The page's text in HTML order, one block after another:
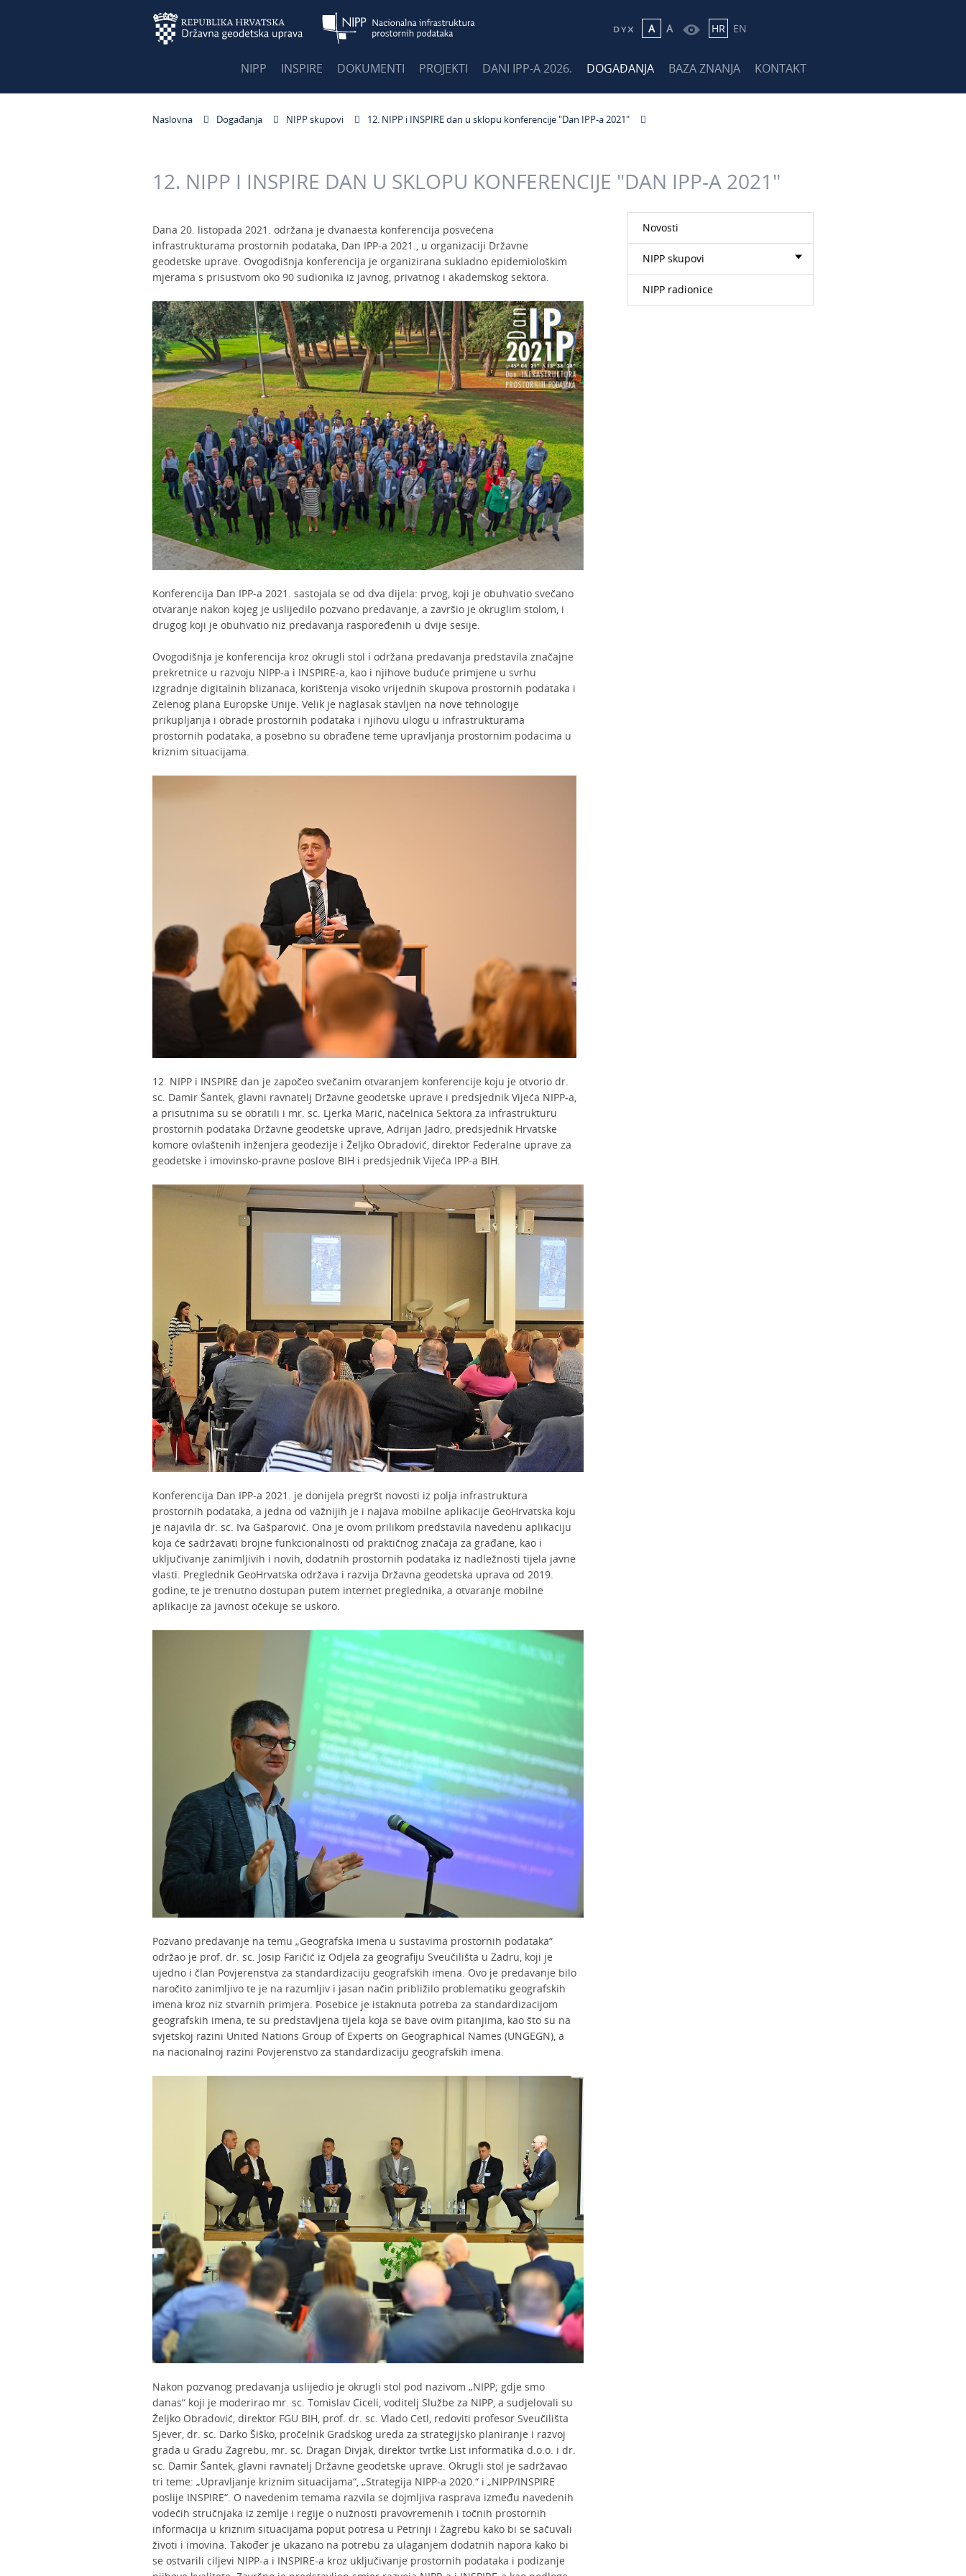
A A HR EN
NIPP INSPIRE DOKUMENTI PROJEKTI DANI IPP-A 2026. DOGAĐANJA BAZA ZNANJA KONTAKT
Naslovna Događanja NIPP skupovi 12. NIPP i INSPIRE dan u sklopu konferencije "Dan IPP-a 2021"
12. NIPP I INSPIRE DAN U SKLOPU KONFERENCIJE "DAN IPP-A 2021"
Dana 20. listopada 2021. održana je dvanaesta konferencija posvećena
infrastrukturama prostornih podataka, Dan IPP-a 2021., u organizaciji Državne
geodetske uprave. Ovogodišnja konferencija je organizirana sukladno epidemiološkim
mjerama s prisustvom oko 90 sudionika iz javnog, privatnog i akademskog sektora.
Konferencija Dan IPP-a 2021. sastojala se od dva dijela: prvog, koji je obuhvatio svečano
otvaranje nakon kojeg je uslijedilo pozvano predavanje, a završio je okruglim stolom, i
drugog koji je obuhvatio niz predavanja raspoređenih u dvije sesije.
Ovogodišnja je konferencija kroz okrugli stol i održana predavanja predstavila značajne
prekretnice u razvoju NIPP-a i INSPIRE-a, kao i njihove buduće primjene u svrhu
izgradnje digitalnih blizanaca, korištenja visoko vrijednih skupova prostornih podataka i
Zelenog plana Europske Unije. Velik je naglasak stavljen na nove tehnologije
prikupljanja i obrade prostornih podataka i njihovu ulogu u infrastrukturama
prostornih podataka, a posebno su obrađene teme upravljanja prostornim podacima u
kriznim situacijama.
12. NIPP i INSPIRE dan je započeo svečanim otvaranjem konferencije koju je otvorio dr.
sc. Damir Šantek, glavni ravnatelj Državne geodetske uprave i predsjednik Vijeća NIPP-a,
a prisutnima su se obratili i mr. sc. Ljerka Marić, načelnica Sektora za infrastrukturu
prostornih podataka Državne geodetske uprave, Adrijan Jadro, predsjednik Hrvatske
komore ovlaštenih inženjera geodezije i Željko Obradović, direktor Federalne uprave za
geodetske i imovinsko-pravne poslove BIH i predsjednik Vijeća IPP-a BIH.
Konferencija Dan IPP-a 2021. je donijela pregršt novosti iz polja infrastruktura
prostornih podataka, a jedna od važnijih je i najava mobilne aplikacije GeoHrvatska koju
je najavila dr. sc. Iva Gašparović. Ona je ovom prilikom predstavila navedenu aplikaciju
koja će sadržavati brojne funkcionalnosti od praktičnog značaja za građane, kao i
uključivanje zanimljivih i novih, dodatnih prostornih podataka iz nadležnosti tijela javne
vlasti. Preglednik GeoHrvatska održava i razvija Državna geodetska uprava od 2019.
godine, te je trenutno dostupan putem internet preglednika, a otvaranje mobilne
aplikacije za javnost očekuje se uskoro.
Pozvano predavanje na temu „Geografska imena u sustavima prostornih podataka“
održao je prof. dr. sc. Josip Faričić iz Odjela za geografiju Sveučilišta u Zadru, koji je
ujedno i član Povjerenstva za standardizaciju geografskih imena. Ovo je predavanje bilo
naročito zanimljivo te je na razumljiv i jasan način približilo problematiku geografskih
imena kroz niz stvarnih primjera. Posebice je istaknuta potreba za standardizacijom
geografskih imena, te su predstavljena tijela koja se bave ovim pitanjima, kao što su na
svjetskoj razini United Nations Group of Experts on Geographical Names (UNGEGN), a
na nacionalnoj razini Povjerenstvo za standardizaciju geografskih imena.
Nakon pozvanog predavanja uslijedio je okrugli stol pod nazivom „NIPP; gdje smo
danas“ koji je moderirao mr. sc. Tomislav Ciceli, voditelj Službe za NIPP, a sudjelovali su
Željko Obradović, direktor FGU BIH, prof. dr. sc. Vlado Cetl, redoviti profesor Sveučilišta
Sjever, dr. sc. Darko Šiško, pročelnik Gradskog ureda za strategijsko planiranje i razvoj
grada u Gradu Zagrebu, mr. sc. Dragan Divjak, direktor tvrtke List informatika d.o.o. i dr.
sc. Damir Šantek, glavni ravnatelj Državne geodetske uprave. Okrugli stol je sadržavao
tri teme: „Upravljanje kriznim situacijama“, „Strategija NIPP-a 2020.“ i „NIPP/INSPIRE
poslije INSPIRE“. O navedenim temama razvila se dojmljiva rasprava između navedenih
vodećih stručnjaka iz zemlje i regije o nužnosti pravovremenih i točnih prostornih
informacija u kriznim situacijama poput potresa u Petrinji i Zagrebu kako bi se sačuvali
životi i imovina. Također je ukazano na potrebu za ulaganjem dodatnih napora kako bi
se ostvarili ciljevi NIPP-a i INSPIRE-a kroz uključivanje prostornih podataka i podizanje
Novosti
NIPP skupovi
NIPP radionice